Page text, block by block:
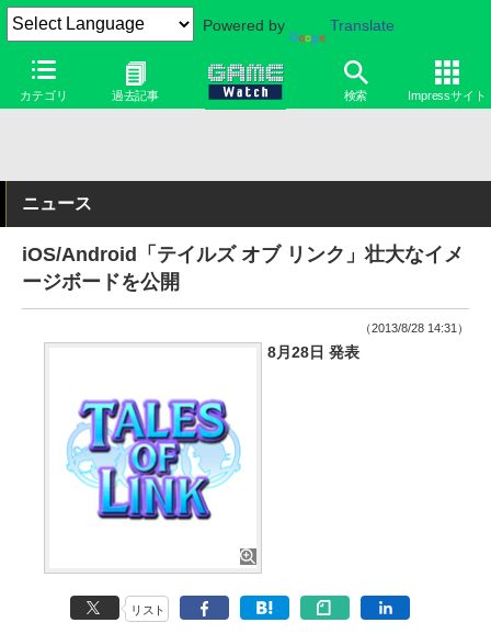
Powered by Translate
カテゴリ 過去記事 検索 Impressサイト
ニュース
iOS/Android「テイルズ オブ リンク」壮大なイメ
ージボードを公開
（2013/8/28 14:31）
8月28日 発表
リスト